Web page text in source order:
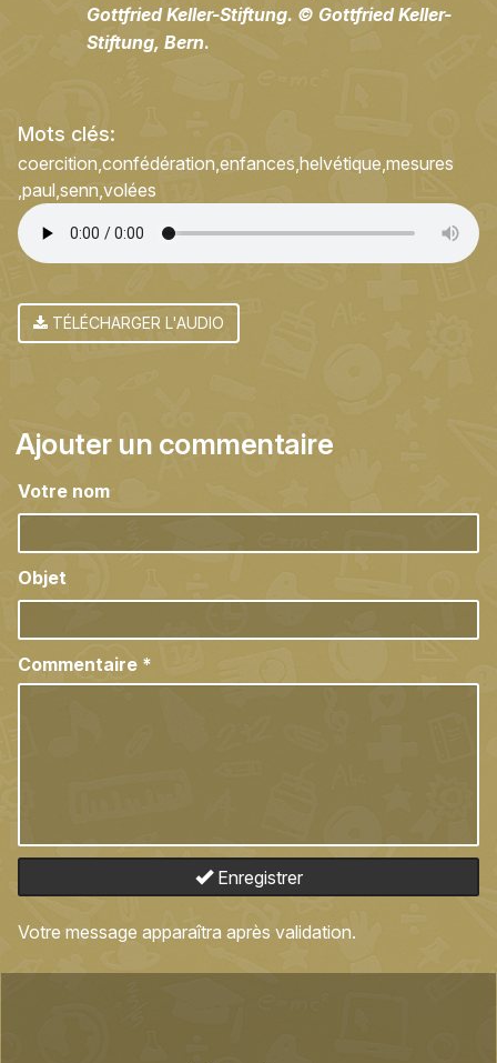
Gottfried Keller-Stiftung. © Gottfried Keller-
Stiftung, Bern.
Mots clés:
coercition confédération enfances helvétique mesures
paul senn volées
TÉLÉCHARGER L'AUDIO
Ajouter un commentaire
Votre nom
Objet
Commentaire *
Enregistrer
Votre message apparaîtra après validation.